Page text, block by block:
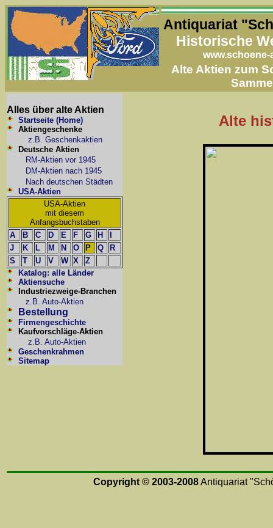
Antiquariat
Historische
www.schoene-
Alte Aktien zum
Alles über alte Aktien
Startseite (Home)
Aktiengeschenke
z.B. Geschenkaktien
Deutsche Aktien
RM-Aktien vor 1945
DM-Aktien nach 1945
Nach deutschen Städten
USA-Aktien
USA-Aktien
mit diesem
Anfangsbuchstaben
A
B C D E F G H
J
K L M N O P Q
R
S
T U V W X
Z
Katalog: alle Länder
Aktiensuche
Industriezweige-Branchen
z.B. Auto-Aktien
Bestellung
Firmengeschichte
Kaufvorschläge-Aktien
z.B. Auto-Aktien
Geschenkrahmen
Sitemap
Alte
Copyright © 2003-2008Antiquariat